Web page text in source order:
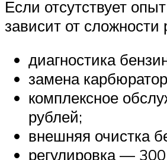
Если отсутствует
зависит от
диагностика
замена
комплексное
рублей;
внешняя очистка
регулировка —